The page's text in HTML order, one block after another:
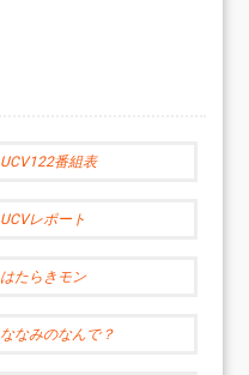
UCV122番組表
UCVレポート
はたらきモン
ななみのなんで？